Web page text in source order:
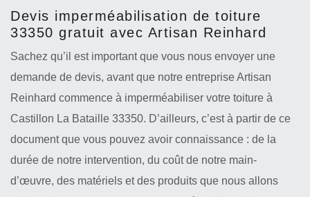
Devis imperméabilisation de toiture
33350 gratuit avec Artisan Reinhard
Sachez qu’il est important que vous nous envoyer une
demande de devis, avant que notre entreprise Artisan
Reinhard commence à imperméabiliser votre toiture à
Castillon La Bataille 33350. D’ailleurs, c’est à partir de ce
document que vous pouvez avoir connaissance : de la
durée de notre intervention, du coût de notre main-
d’œuvre, des matériels et des produits que nous allons